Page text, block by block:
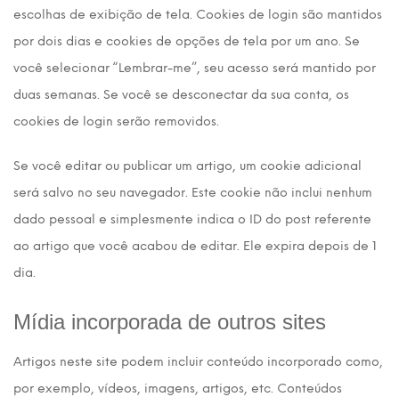
escolhas de exibição de tela. Cookies de login são mantidos
por dois dias e cookies de opções de tela por um ano. Se
você selecionar “Lembrar-me”, seu acesso será mantido por
duas semanas. Se você se desconectar da sua conta, os
cookies de login serão removidos.
Se você editar ou publicar um artigo, um cookie adicional
será salvo no seu navegador. Este cookie não inclui nenhum
dado pessoal e simplesmente indica o ID do post referente
ao artigo que você acabou de editar. Ele expira depois de 1
dia.
Mídia incorporada de outros sites
Artigos neste site podem incluir conteúdo incorporado como,
por exemplo, vídeos, imagens, artigos, etc. Conteúdos